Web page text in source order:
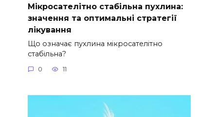
Мікросателітно стабільна пухлина:
значення та оптимальні стратегії
лікування
Що означає пухлина мікросателітно
стабільна?
0 11